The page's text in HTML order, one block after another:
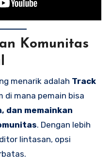
Komunitas
menarik adalah Track
di mana pemain bisa
dan memainkan
. Dengan lebih
lintasan, opsi